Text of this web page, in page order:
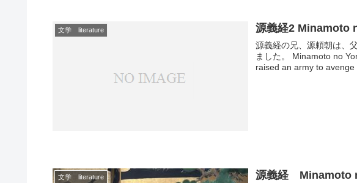
文学 literature 源義経2 Minamoto
源義経の兄、源頼朝は、
ました。 Minamoto no
raised an army to avenge
文学 literature 源義経 Minamoto